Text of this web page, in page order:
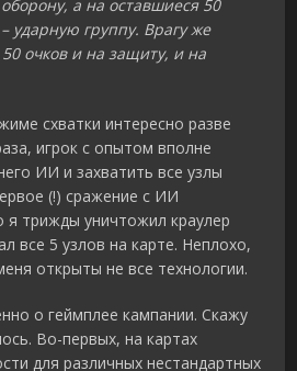
а на оставшиеся 50
ударную группу. Врагу же
очков и на защиту, и на
схватки интересно разве
игрок с опытом вполне
ИИ и захватить все узлы
(!) сражение с ИИ
я трижды уничтожил краулер
все 5 узлов на карте. Неплохо,
открыты не все технологии.
о геймплее кампании. Скажу
Во-первых, на картах
для различных нестандартных